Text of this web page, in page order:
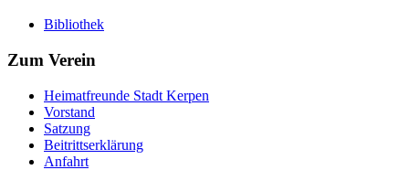
Bibliothek
Zum Verein
Heimatfreunde Stadt Kerpen
Vorstand
Satzung
Beitrittserklärung
Anfahrt